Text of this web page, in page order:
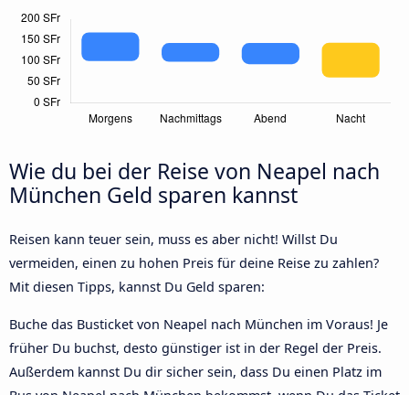
Wie du bei der Reise von Neapel nach
München Geld sparen kannst
Reisen kann teuer sein, muss es aber nicht! Willst Du
vermeiden, einen zu hohen Preis für deine Reise zu zahlen?
Mit diesen Tipps, kannst Du Geld sparen:
Buche das Busticket von Neapel nach München im Voraus! Je
früher Du buchst, desto günstiger ist in der Regel der Preis.
Außerdem kannst Du dir sicher sein, dass Du einen Platz im